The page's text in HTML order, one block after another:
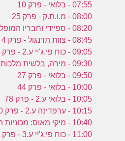
07:55 - בלואי - פרק 10
08:00 - מ.ו.ת.ק - פרק 25
08:20 - ספיידי וחבריו המופלאים - פרק 7
08:45 - צוות תרנגול - פרק 4
09:05 - כוח פי.ג'יי ע.2 - פרק 36
09:30 - מירה, בלשית מלכותית - פרק 7
09:50 - בלואי - פרק 27
10:00 - בלואי - פרק 44
10:05 - בלואי ע.2 - פרק 78
10:15 - ערפדינה ע.2 - פרק 40
10:40 - מיקי מאוס: מכוניות המירוץ - פרק 7
11:00 - כוח פי.ג'יי ע.3 - פרק 65